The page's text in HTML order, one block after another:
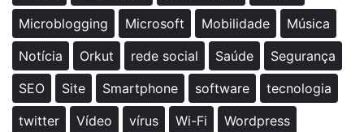
Microblogging
Microsoft Mobilidade
Música
Notícia
Orkut rede social Saúde
Segurança
SEO
Site Smartphone software
tecnologia
twitter
Vídeo vírus Wi-Fi
Wordpress